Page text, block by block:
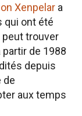
Xenpelar a
qui ont été
peut trouver
de 1988
depuis
de
aux temps